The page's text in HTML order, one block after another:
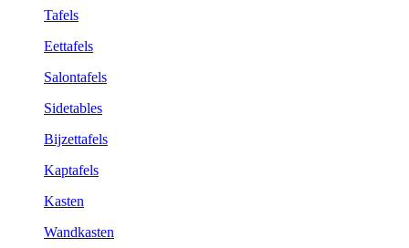
Tafels
Eettafels
Salontafels
Sidetables
Bijzettafels
Kaptafels
Kasten
Wandkasten